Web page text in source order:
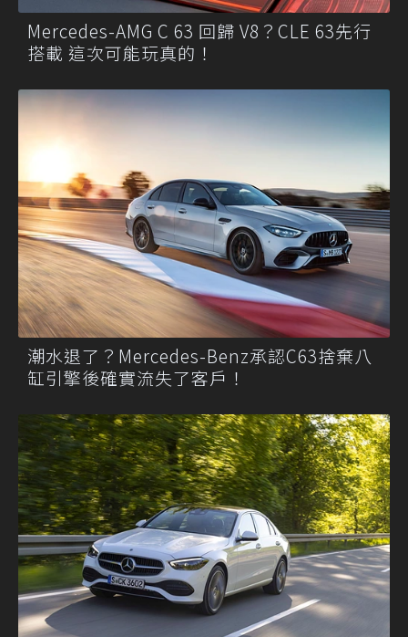
Mercedes-AMG C 63 回歸 V8？CLE 63先行
搭載 這次可能玩真的！
潮水退了？Mercedes-Benz承認C63捨棄八
缸引擎後確實流失了客戶！